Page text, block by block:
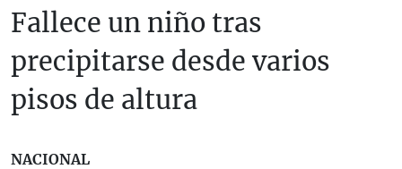
Fallece un niño tras
precipitarse desde varios
pisos de altura
NACIONAL